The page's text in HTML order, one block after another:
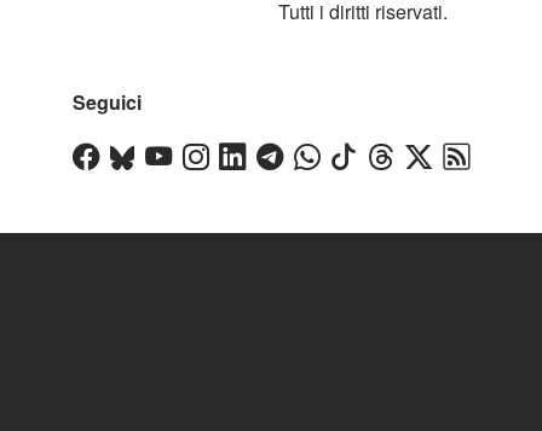
Seguici
Tutti i diritti riservati.